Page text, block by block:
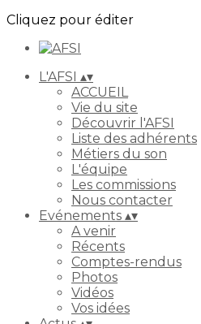
Cliquez pour éditer
L'AFSI ▴▾
ACCUEIL
Vie du site
Découvrir l'AFSI
Liste des adhérents
Métiers du son
L'équipe
Les commissions
Nous contacter
Evénements ▴▾
A venir
Récents
Comptes-rendus
Photos
Vidéos
Vos idées